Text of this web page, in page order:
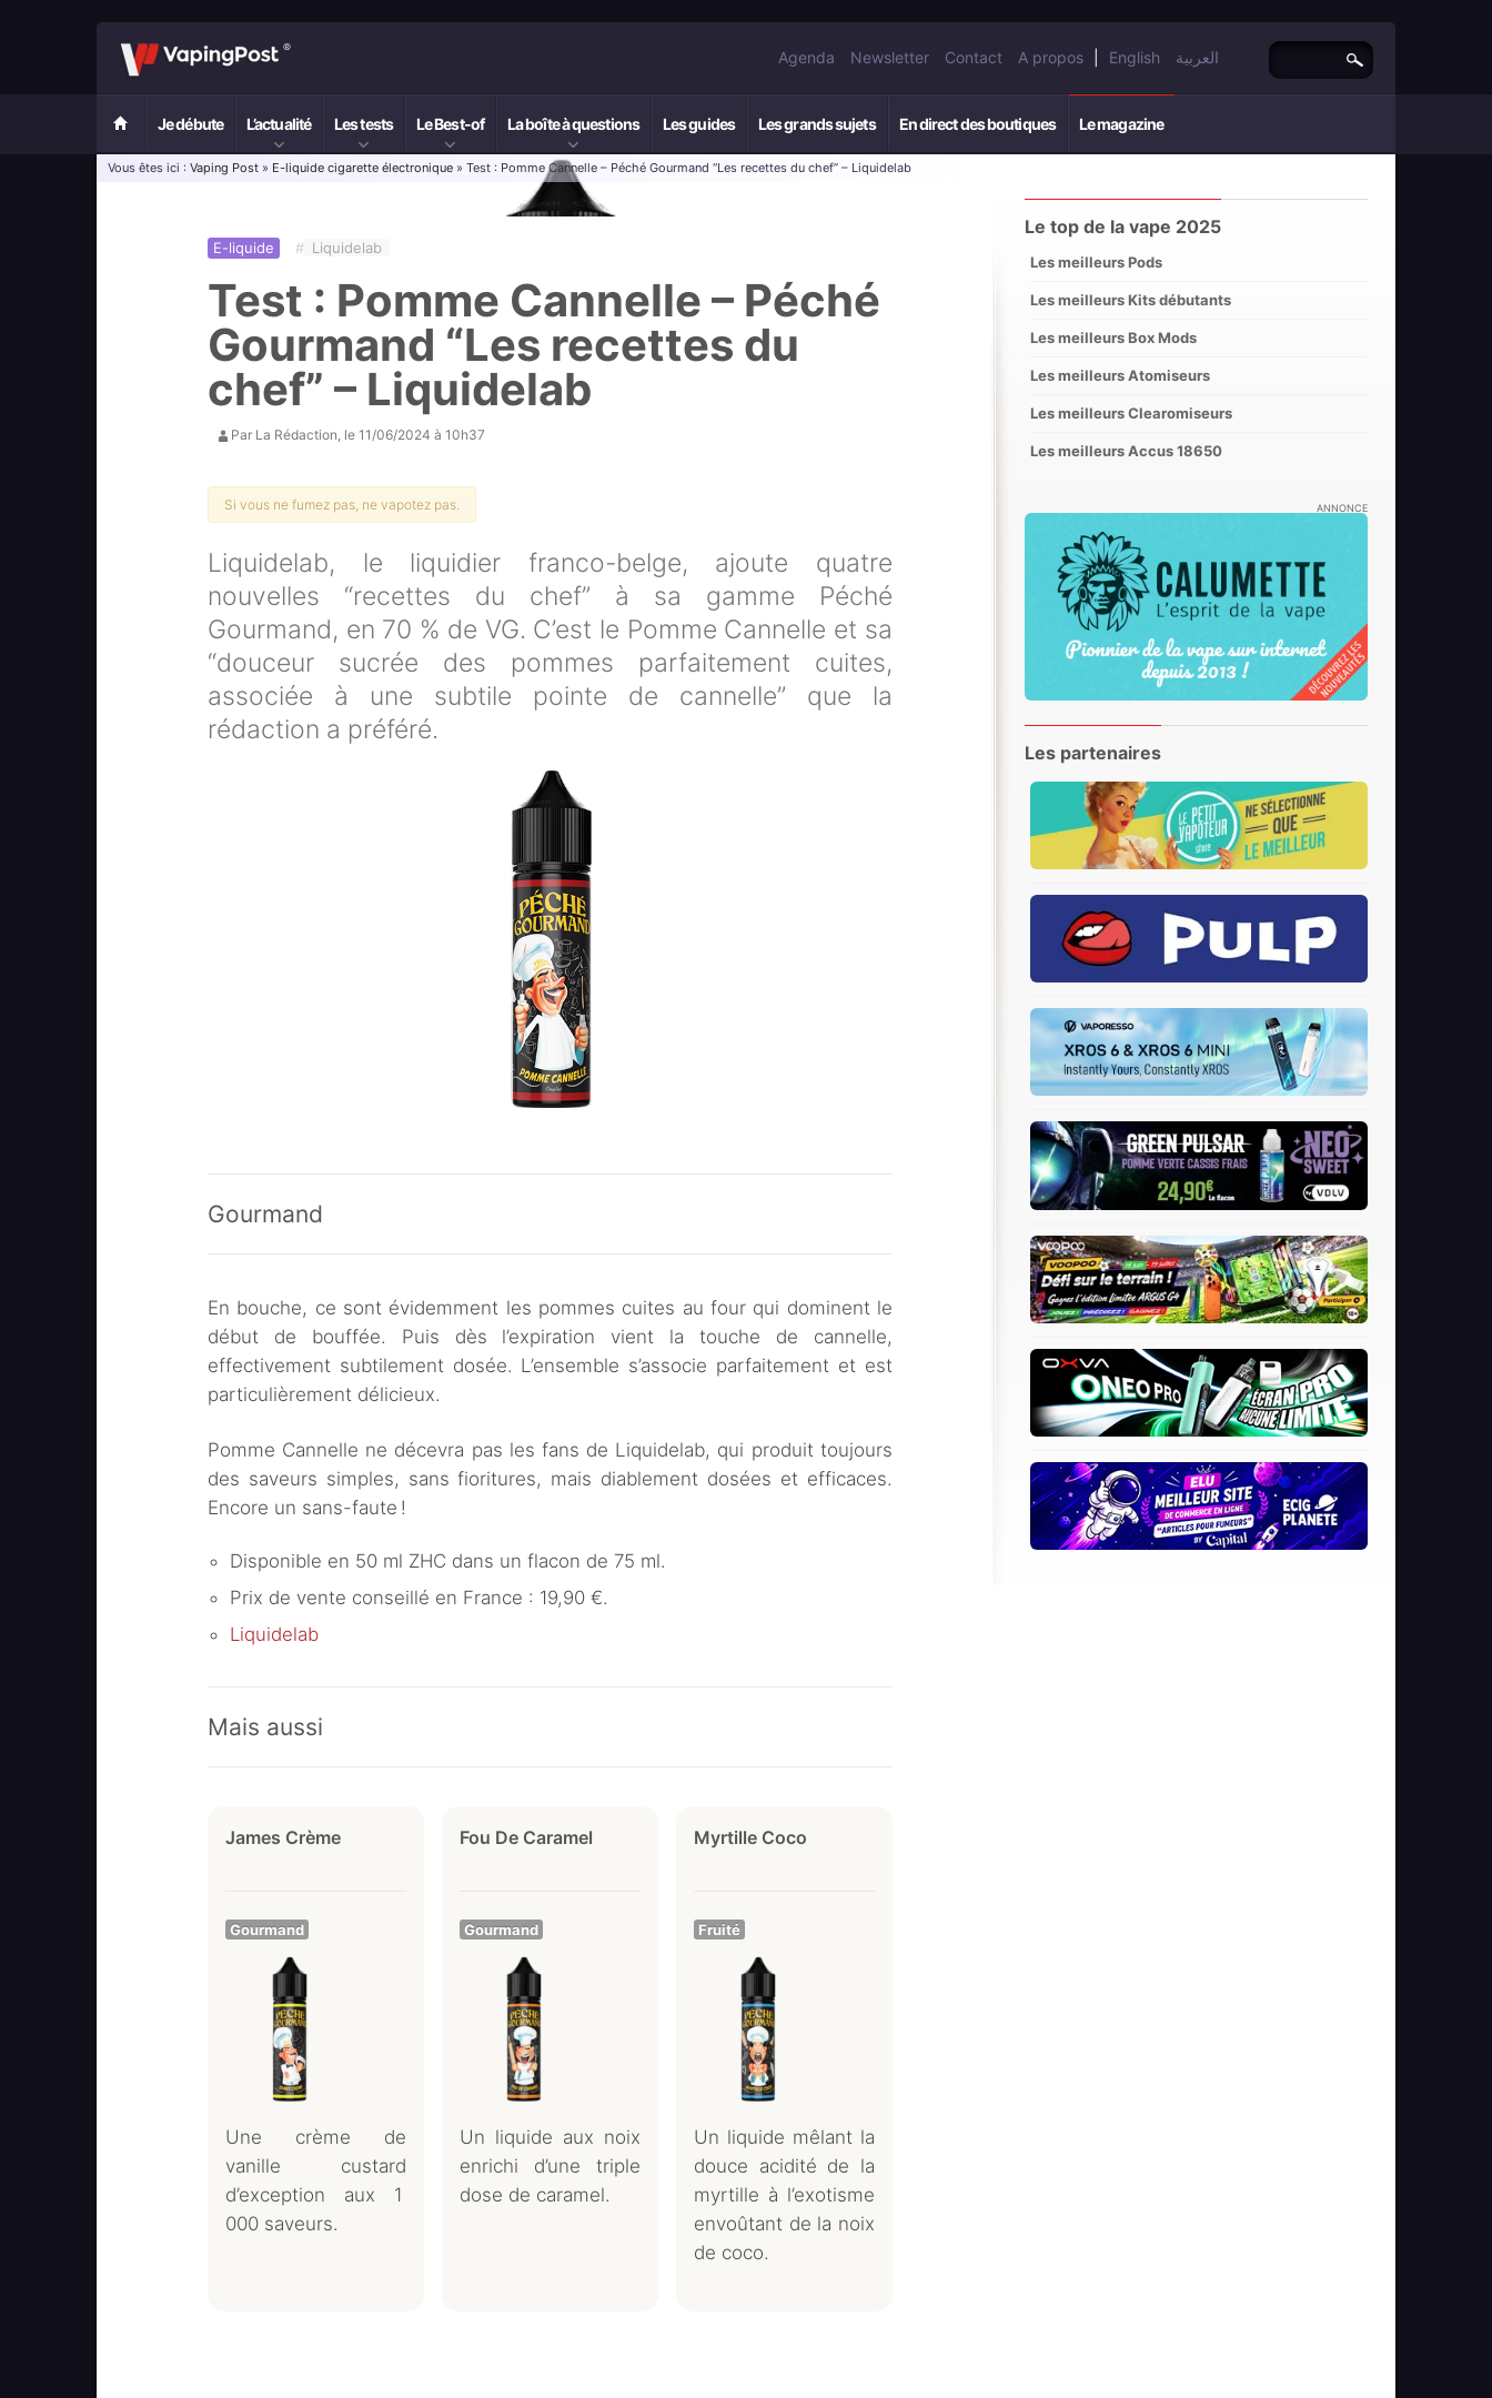
Agenda Newsletter Contact A propos English العربية
Je débute L’actualité Les tests Le Best-of La boîte à questions Les guides Les grands sujets En direct des boutiques Le magazine
Vous êtes ici : Vaping Post » E-liquide cigarette électronique » Test : Pomme Cannelle – Péché Gourmand “Les recettes du chef” – Liquidelab
Test : Pomme Cannelle – Péché
Gourmand “Les recettes du
chef” – Liquidelab
E-liquide # Liquidelab
Par La Rédaction, le 11/06/2024 à 10h37
Si vous ne fumez pas, ne vapotez pas.
Liquidelab, le liquidier franco-belge, ajoute quatre
nouvelles “recettes du chef” à sa gamme Péché
Gourmand, en 70 % de VG. C’est le Pomme Cannelle et sa
“douceur sucrée des pommes parfaitement cuites,
associée à une subtile pointe de cannelle” que la
rédaction a préféré.
Gourmand
En bouche, ce sont évidemment les pommes cuites au four qui dominent le
début de bouffée. Puis dès l’expiration vient la touche de cannelle,
effectivement subtilement dosée. L’ensemble s’associe parfaitement et est
particulièrement délicieux.
Pomme Cannelle ne décevra pas les fans de Liquidelab, qui produit toujours
des saveurs simples, sans fioritures, mais diablement dosées et efficaces.
Encore un sans-faute !
Disponible en 50 ml ZHC dans un flacon de 75 ml.
Prix de vente conseillé en France : 19,90 €.
Liquidelab
Mais aussi
James Crème
Gourmand
Une crème de
vanille custard
d’exception aux 1
000 saveurs.
Fou De Caramel
Gourmand
Un liquide aux noix
enrichi d’une triple
dose de caramel.
Myrtille Coco
Fruité
Un liquide mêlant la
douce acidité de la
myrtille à l’exotisme
envoûtant de la noix
de coco.
Le top de la vape 2025
Les meilleurs Pods
Les meilleurs Kits débutants
Les meilleurs Box Mods
Les meilleurs Atomiseurs
Les meilleurs Clearomiseurs
Les meilleurs Accus 18650
ANNONCE
Les partenaires